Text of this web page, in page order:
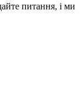
питання, і ми